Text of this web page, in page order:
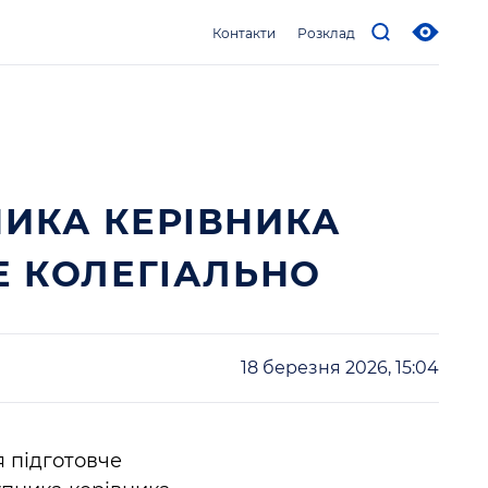
Контакти Розклад
КЕРІВНИКА
КОЛЕГІАЛЬНО
18 березня 2026, 15:04